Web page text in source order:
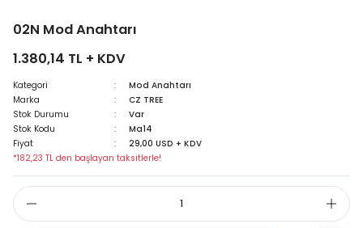
Mori Seiki CNC Kontrol Ünitesi
Sürücü
Supply
02N Mod Anahtarı
1.380,14 TL + KDV
Kategori
Mod Anahtarı
Marka
CZ TREE
Stok Durumu
Var
Stok Kodu
Ma14
Fiyat
29,00 USD + KDV
*182,23 TL den başlayan taksitlerle!